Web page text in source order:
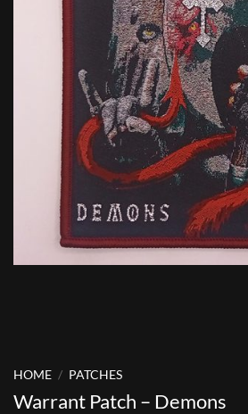
HOME / PATCHES
Warrant Patch – Demons